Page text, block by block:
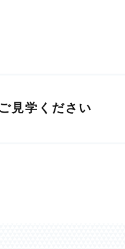
見学ください